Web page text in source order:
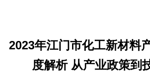
2023年江门市化工新材料
度解析 从产业政策到